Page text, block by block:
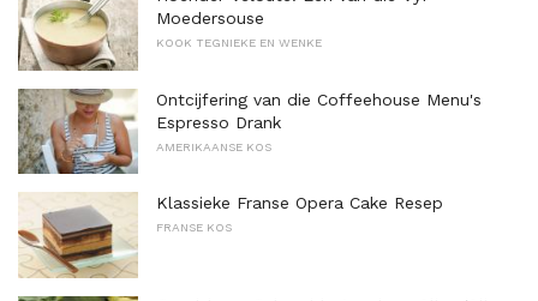
Moedersouse
KOOK TEGNIEKE EN WENKE
Ontcijfering van die Coffeehouse Menu's
Espresso Drank
AMERIKAANSE KOS
Klassieke Franse Opera Cake Resep
FRANSE KOS